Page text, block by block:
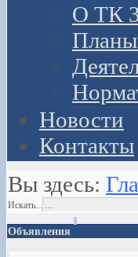
О ТК
Планы
Новости
Контакты
Вы здесь:
Искать...
Объявления